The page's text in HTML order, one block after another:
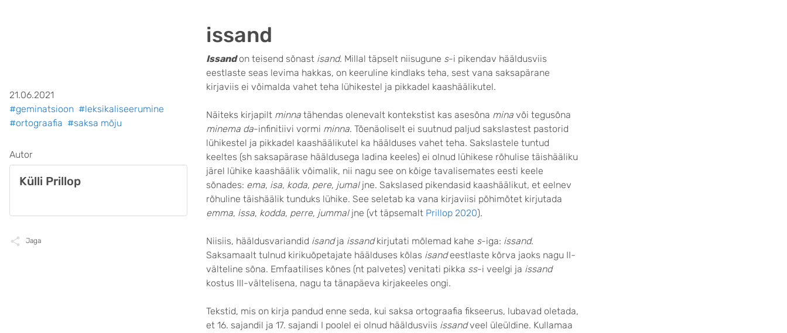
issand
Issandon teisend sõnast isand. Millal täpselt niisugune s-i pikendav hääldusviis
eestlaste seas levima hakkas, on keeruline kindlaks teha, sest vana saksapärane
kirjaviis ei võimalda vahet teha lühikestel ja pikkadel kaashäälikutel.
Näiteks kirjapilt minna tähendas olenevalt kontekstist kas asesõna mina või tegusõna
minema da-infinitiivi vormi minna. Tõenäoliselt ei suutnud paljud sakslastest pastorid
lühikestel ja pikkadel kaashäälikutel ka häälduses vahet teha. Sakslastele tuntud
keeltes (sh saksapärase hääldusega ladina keeles) ei olnud lühikese rõhulise täishääliku
järel lühike kaashäälik võimalik, nii nagu see on kõige tavalisemates eesti keele
sõnades: ema, isa, koda, pere, jumaljne. Sakslased pikendasid kaashäälikut, et eelnev
rõhuline täishäälik tunduks lühike. See seletab ka vana kirjaviisi põhimõtet kirjutada
emma, issa, kodda, perre, jummaljne (vt täpsemalt Prillop 2020).
Niisiis, hääldusvariandid isandja issandkirjutati mõlemad kahe s-iga: issand.
Saksamaalt tulnud kirikuõpetajate häälduses kõlas isandeestlaste kõrva jaoks nagu II-
välteline sõna. Emfaatilises kõnes (nt palvetes) venitati pikka ss-i veelgi ja issand
kostus III-vältelisena, nagu ta tänapäeva kirjakeeles ongi.
Tekstid, mis on kirja pandud enne seda, kui saksa ortograafia fikseerus, lubavad oletada,
et 16. sajandil ja 17. sajandi I poolel ei olnud hääldusviis issandveel üleüldine. Kullamaa
21.06.2021
#geminatsioon #leksikaliseerumine
#ortograafia #saksa mõju
Autor
Külli Prillop
Jaga